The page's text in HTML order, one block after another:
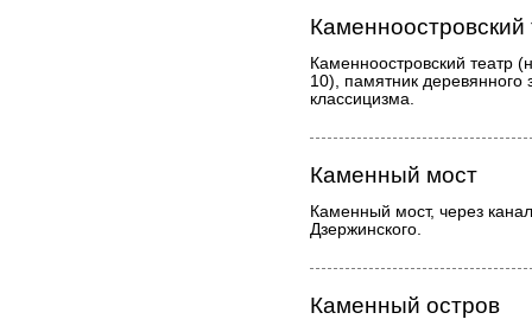
Каменноостровский
Каменноостровский театр
10), памятник деревянного
классицизма.
Каменный мост
Каменный мост, через
Дзержинского.
Каменный остров